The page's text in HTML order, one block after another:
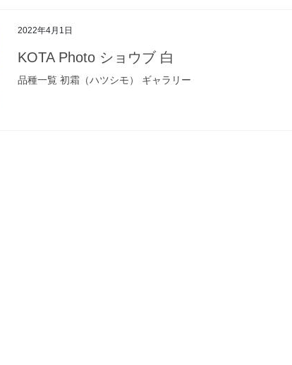
2022年4月1日
KOTA Photo ショウブ 白
品種一覧 初霜（ハツシモ） ギャラリー